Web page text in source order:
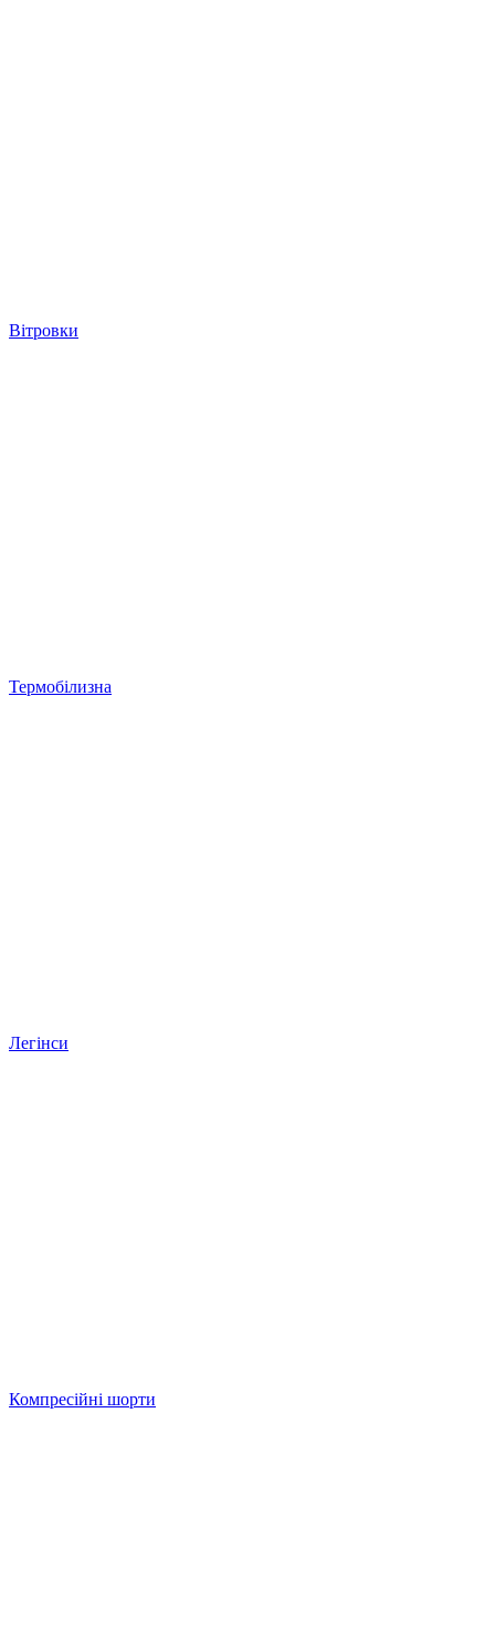
Вітровки
Термобілизна
Легінси
Компресійні шорти